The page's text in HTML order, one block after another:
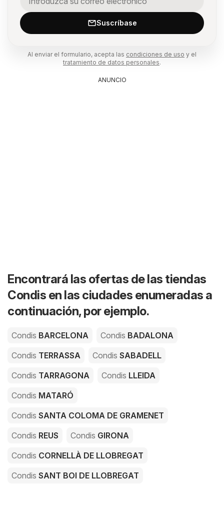
Suscríbase
Al enviar el formulario, acepta las condiciones de uso y el
tratamiento de datos personales.
ANUNCIO
Encontrará las ofertas de las tiendas
Condis en las ciudades enumeradas a
continuación, por ejemplo.
Condis BARCELONA Condis BADALONA
Condis TERRASSA Condis SABADELL
Condis TARRAGONA Condis LLEIDA
Condis MATARÓ
Condis SANTA COLOMA DE GRAMENET
Condis REUS Condis GIRONA
Condis CORNELLÀ DE LLOBREGAT
Condis SANT BOI DE LLOBREGAT